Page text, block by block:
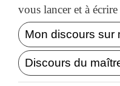
vous lancer et à
Mon discours sur
Discours du